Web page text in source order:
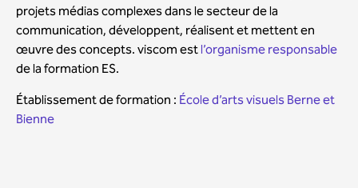
projets médias complexes dans le secteur de la
communication, développent, réalisent et mettent en
œuvre des concepts. viscom est l’organisme responsable
de la formation ES.
Établissement de formation : École d’arts visuels Berne et
Bienne